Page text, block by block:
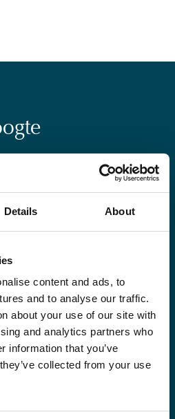
Details About
content and ads, to
and to analyse our traffic.
about your use of our site with
and analytics partners who
information that you’ve
collected from your use
belicht vanuit
(Vereist)